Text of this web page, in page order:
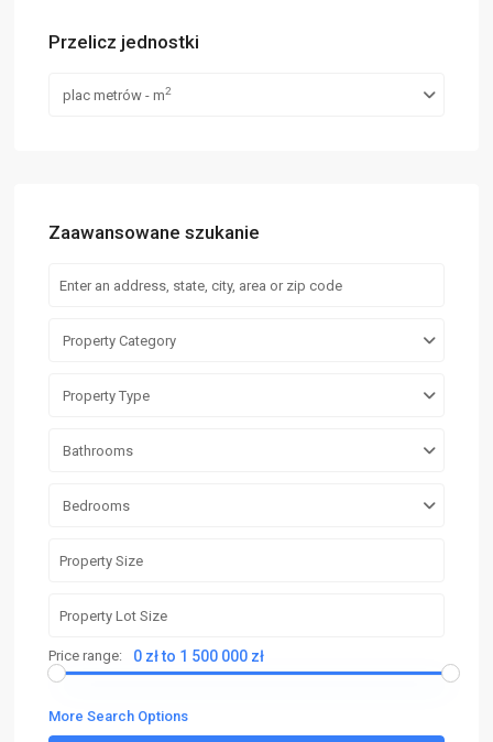
Przelicz jednostki
plac metrów - m2
Zaawansowane szukanie
Property Category
Property Type
Bathrooms
Bedrooms
Price range: 0 zł to 1 500 000 zł
More Search Options